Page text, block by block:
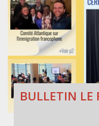
BULLETIN LE